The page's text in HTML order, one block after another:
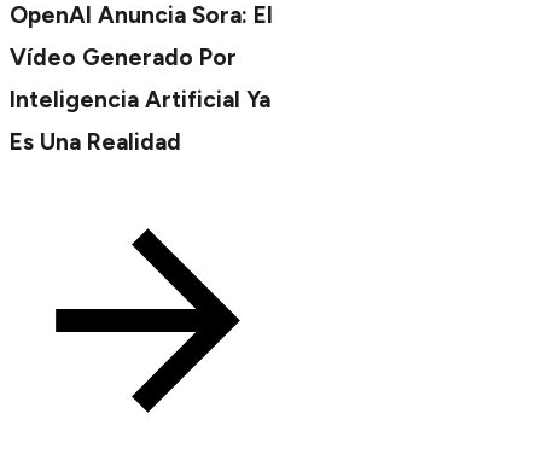
OpenAI Anuncia Sora: El
Vídeo Generado Por
Inteligencia Artificial Ya
Es Una Realidad